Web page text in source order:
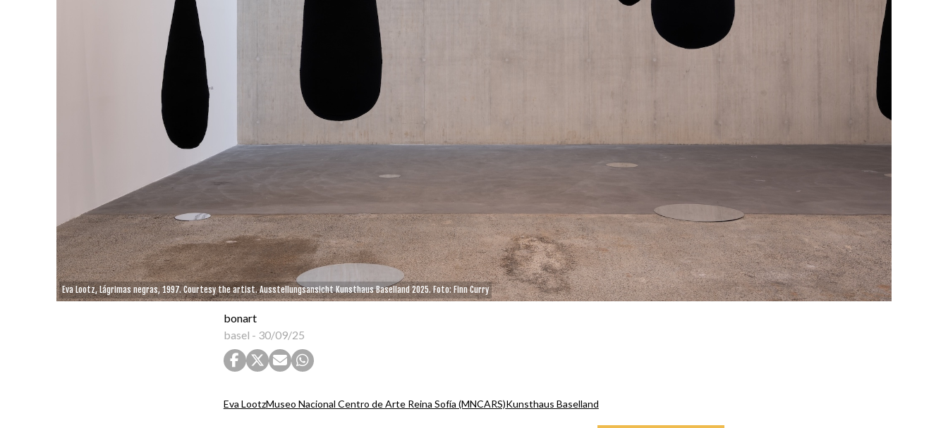
Eva Lootz, Lágrimas negras, 1997. Courtesy the artist. Ausstellungsansicht Kunsthaus Baselland 2025. Foto: Finn Curry
bonart
basel - 30/09/25
Eva LootzMuseo Nacional Centro de Arte Reina Sofía (MNCARS)Kunsthaus Baselland